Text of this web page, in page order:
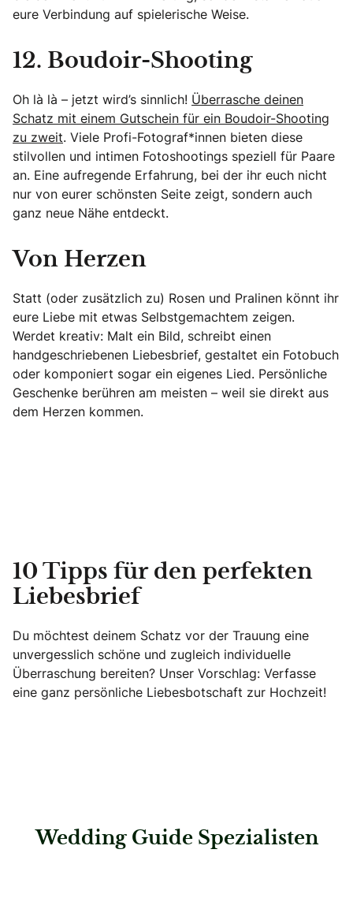
eure Verbindung auf spielerische Weise.
12. Boudoir-Shooting
Oh là là – jetzt wird’s sinnlich! Überrasche deinen
Schatz mit einem Gutschein für ein Boudoir-Shooting
zu zweit. Viele Profi-Fotograf*innen bieten diese
stilvollen und intimen Fotoshootings speziell für Paare
an. Eine aufregende Erfahrung, bei der ihr euch nicht
nur von eurer schönsten Seite zeigt, sondern auch
ganz neue Nähe entdeckt.
Von Herzen
Statt (oder zusätzlich zu) Rosen und Pralinen könnt ihr
eure Liebe mit etwas Selbstgemachtem zeigen.
Werdet kreativ: Malt ein Bild, schreibt einen
handgeschriebenen Liebesbrief, gestaltet ein Fotobuch
oder komponiert sogar ein eigenes Lied. Persönliche
Geschenke berühren am meisten – weil sie direkt aus
dem Herzen kommen.
10 Tipps für den perfekten
Liebesbrief
Du möchtest deinem Schatz vor der Trauung eine
unvergesslich schöne und zugleich individuelle
Überraschung bereiten? Unser Vorschlag: Verfasse
eine ganz persönliche Liebesbotschaft zur Hochzeit!
Wedding Guide Spezialisten